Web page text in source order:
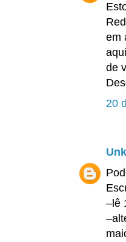
em
de
20
–lê